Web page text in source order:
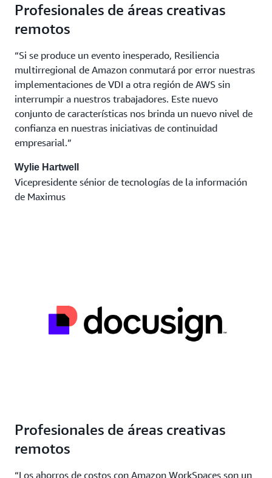
Profesionales de áreas creativas
remotos
“Si se produce un evento inesperado, Resiliencia
multirregional de Amazon conmutará por error nuestras
implementaciones de VDI a otra región de AWS sin
interrumpir a nuestros trabajadores. Este nuevo
conjunto de características nos brinda un nuevo nivel de
confianza en nuestras iniciativas de continuidad
empresarial.”
Wylie Hartwell
Vicepresidente sénior de tecnologías de la información
de Maximus
Profesionales de áreas creativas
remotos
“Los ahorros de costos con Amazon WorkSpaces son un